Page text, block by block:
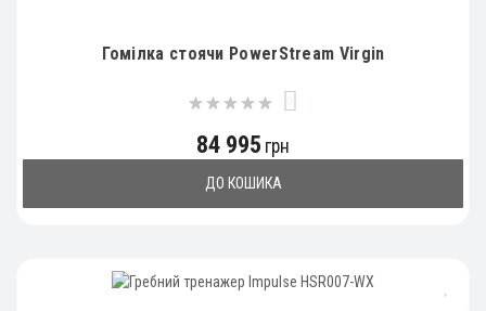
Гомілка стоячи PowerStream Virgin
84 995 грн
ДО КОШИКА